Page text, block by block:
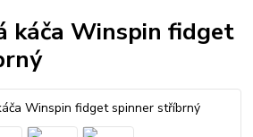
káča Winspin fidget